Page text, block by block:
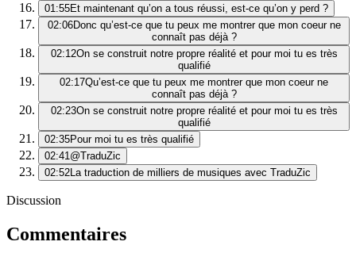
01:55Et maintenant qu’on a tous réussi, est-ce qu’on y perd ?
02:06Donc qu’est-ce que tu peux me montrer que mon coeur ne
connaît pas déjà ?
02:12On se construit notre propre réalité et pour moi tu es très
qualifié
02:17Qu’est-ce que tu peux me montrer que mon coeur ne
connaît pas déjà ?
02:23On se construit notre propre réalité et pour moi tu es très
qualifié
02:35Pour moi tu es très qualifié
02:41@TraduZic
02:52La traduction de milliers de musiques avec TraduZic
Discussion
Commentaires